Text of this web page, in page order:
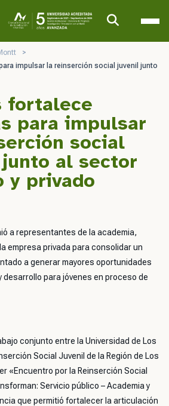
>
impulsar la reinserción social juvenil junto
fortalece
para impulsar
social
al sector
y privado
a representantes de la academia,
empresa privada para consolidar un
a generar mayores oportunidades
desarrollo para jóvenes en proceso de
conjunto entre la Universidad de Los
Social Juvenil de la Región de Los
«Encuentro por la Reinserción Social
Servicio público – Academia y
que permitió fortalecer la articulación